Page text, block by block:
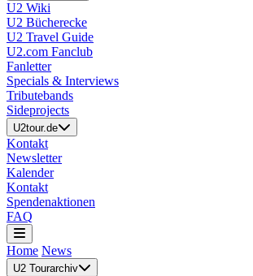
U2 Wiki
U2 Bücherecke
U2 Travel Guide
U2.com Fanclub
Fanletter
Specials & Interviews
Tributebands
Sideprojects
U2tour.de
Kontakt
Newsletter
Kalender
Kontakt
Spendenaktionen
FAQ
Home News
U2 Tourarchiv